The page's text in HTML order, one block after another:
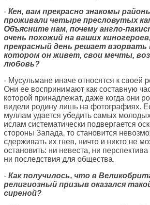
- Кен, вам прекрасно знакомы
проживали четыре пресловутых
Объясните нам, почему англо-
очень похожий на ваших
прекрасный день решает взорвать
котором он живет, свои мечты,
любовь?
- Мусульмане иначе относятся к своей
Они ее воспринимают как составную
которой принадлежат, даже когда они
видели родину лишь на фотографиях.
муллам удается убедить самых
ислам систематически подвергается
стороны Запада, то становится
сдерживать их гнев, ничто и никто не
остановить: ни невеста, ни перспектива
ни последствия для общества.
- Как получилось, что в
религиозный призыв оказался
сиреной?